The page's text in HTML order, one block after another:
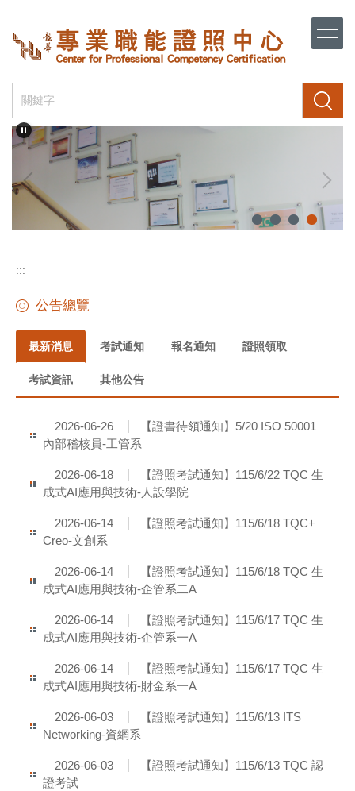
主
搜尋
:::
公告總覽
最新消息 考試通知 報名通知 證照領取
考試資訊 其他公告
2026-06-26
【證書待領通知】5/20 ISO 50001
內部稽核員-工管系
2026-06-18
【證照考試通知】115/6/22 TQC 生
成式AI應用與技術-人設學院
2026-06-14
【證照考試通知】115/6/18 TQC+
Creo-文創系
2026-06-14
【證照考試通知】115/6/18 TQC 生
成式AI應用與技術-企管系二A
2026-06-14
【證照考試通知】115/6/17 TQC 生
成式AI應用與技術-企管系一A
2026-06-14
【證照考試通知】115/6/17 TQC 生
成式AI應用與技術-財金系一A
2026-06-03
【證照考試通知】115/6/13 ITS
Networking-資網系
2026-06-03
【證照考試通知】115/6/13 TQC 認
證考試